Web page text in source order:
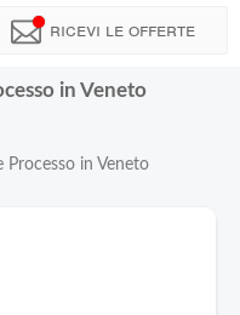
Ricevi le offerte
in Veneto
Processo in Veneto